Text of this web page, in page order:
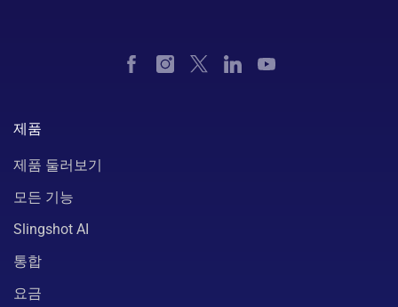
제품
제품 둘러보기
모든 기능
Slingshot AI
통합
요금